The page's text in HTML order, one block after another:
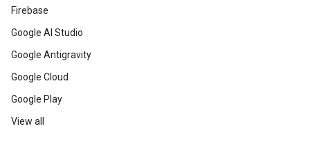
Firebase
Google AI Studio
Google Antigravity
Google Cloud
Google Play
View all